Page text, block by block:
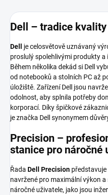
Dell – tradice
Dell
je celosvětově uznávaný
proslulý spolehlivými produkty
Během několika dekád si Dell
od notebooků a stolních PC až
úložiště. Zařízení Dell jsou
odolnost, aby splnila potřeby
korporací. Díky špičkové
je značka Dell synonymem
Precision –
stanice pro náročné
Řada Dell Precision
navržené pro maximální výkon
náročné uživatele, jako jsou